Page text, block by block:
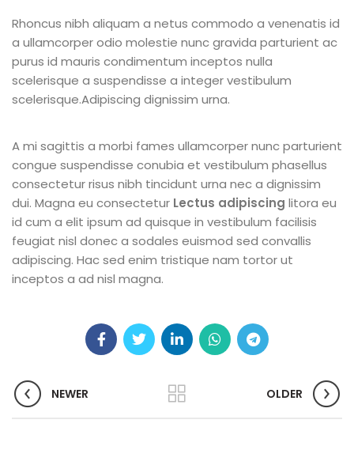
Rhoncus nibh aliquam a netus commodo a venenatis id
a ullamcorper odio molestie nunc gravida parturient ac
purus id mauris condimentum inceptos nulla
scelerisque a suspendisse a integer vestibulum
scelerisque.Adipiscing dignissim urna.
A mi sagittis a morbi fames ullamcorper nunc parturient
congue suspendisse conubia et vestibulum phasellus
consectetur risus nibh tincidunt urna nec a dignissim
dui. Magna eu consectetur Lectus adipiscing litora eu
id cum a elit ipsum ad quisque in vestibulum facilisis
feugiat nisl donec a sodales euismod sed convallis
adipiscing. Hac sed enim tristique nam tortor ut
inceptos a ad nisl magna.
NEWER OLDER